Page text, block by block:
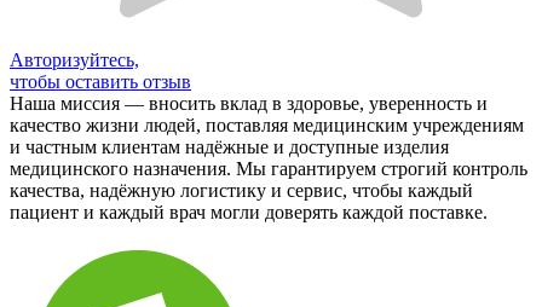
Авторизуйтесь,
чтобы оставить отзыв
Наша миссия — вносить вклад в здоровье, уверенность и
качество жизни людей, поставляя медицинским учреждениям
и частным клиентам надёжные и доступные изделия
медицинского назначения. Мы гарантируем строгий контроль
качества, надёжную логистику и сервис, чтобы каждый
пациент и каждый врач могли доверять каждой поставке.